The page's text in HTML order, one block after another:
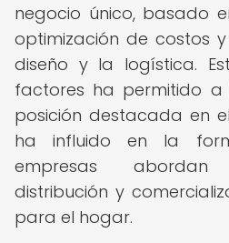
negocio único, basado
optimización de costos
diseño y la logística.
factores ha permitido a
posición destacada en
ha influido en la
empresas
distribución y
para el hogar.